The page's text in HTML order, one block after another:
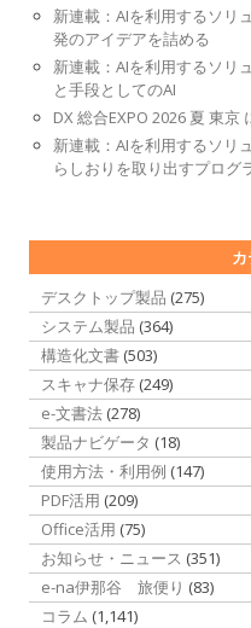
新連載：AIを利用するソリ
発のアイデアを詰める
新連載：AIを利用するソリ
と手段としてのAI
DX 総合EXPO 2026 夏 東京
新連載：AIを利用するソリ
らしおりを取り出すプログ
デスクトップ製品 (275)
システム製品 (364)
構造化文書 (503)
スキャナ保存 (249)
e-文書法 (278)
製品ナビゲータ (18)
使用方法・利用例 (147)
PDF活用 (209)
Office活用 (75)
お知らせ・ニュース (351)
e-na伊那谷 旅便り (83)
コラム (1,141)